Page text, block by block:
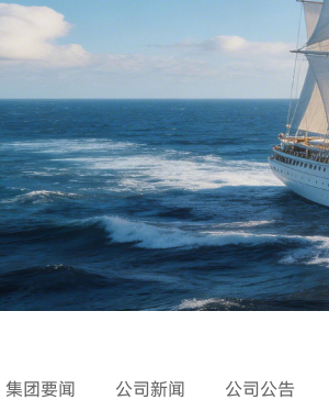
集团要闻 公司新闻 公司公告